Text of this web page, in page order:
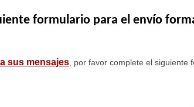
formulario para el envío
sus mensajes , por favor complete el siguiente